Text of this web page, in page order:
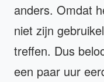
anders. Omdat
niet zijn
treffen. Dus
een paar uur